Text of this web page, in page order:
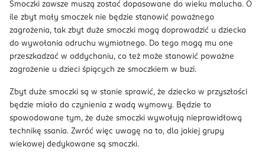
Smoczki zawsze muszą zostać dopasowane do wieku malucha. O
ile zbyt mały smoczek nie będzie stanowić poważnego
zagrożenia, tak zbyt duże smoczki mogą doprowadzić u dziecka
do wywołania odruchu wymiotnego. Do tego mogą mu one
przeszkadzać w oddychaniu, co też może stanowić poważne
zagrożenie u dzieci śpiących ze smoczkiem w buzi.
Zbyt duże smoczki są w stanie sprawić, że dziecko w przyszłości
będzie miało do czynienia z wadą wymowy. Będzie to
spowodowane tym, że duże smoczki wywołują nieprawidłową
technikę ssania. Zwróć więc uwagę na to, dla jakiej grupy
wiekowej dedykowane są smoczki.